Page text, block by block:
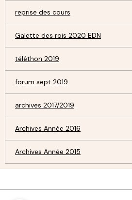
reprise des cours
Galette des rois 2020 EDN
téléthon 2019
forum sept 2019
archives 2017/2019
Archives Année 2016
Archives Année 2015